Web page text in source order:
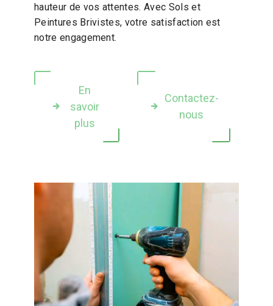
hauteur de vos attentes. Avec Sols et
Peintures Brivistes, votre satisfaction est
notre engagement.
En
savoir
plus
Contactez-
nous